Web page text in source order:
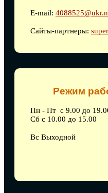
E-mail:
Сайты-партнеры:
Режим
Пн - Пт с 9.00 до
Сб с 10.00 до 15.00
Вс Выходной